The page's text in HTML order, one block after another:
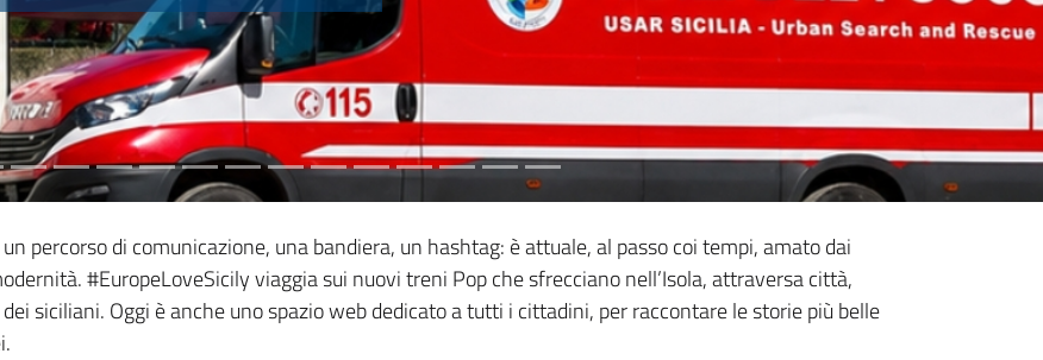
percorso di comunicazione, una bandiera, un hashtag: è attuale, al passo coi tempi, amato dai
#EuropeLoveSicily viaggia sui nuovi treni Pop che sfrecciano nell’Isola, attraversa città,
siciliani. Oggi è anche uno spazio web dedicato a tutti i cittadini, per raccontare le storie più belle